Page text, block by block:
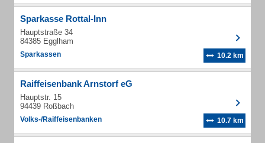
Sparkasse Rottal-Inn
Hauptstraße 34
84385 Egglham
Sparkassen 10.2 km
Raiffeisenbank Arnstorf eG
Hauptstr. 15
94439 Roßbach
Volks-/Raiffeisenbanken 10.7 km